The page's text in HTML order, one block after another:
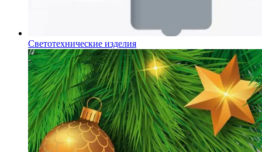
Светотехнические изделия